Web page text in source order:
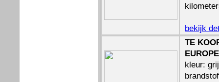
bekijk
TE
kleur: